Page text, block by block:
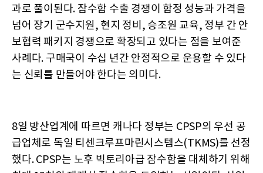
과로 풀이된다. 잠수함 수출 경쟁이 함정 성능과 가격을
넘어 장기 군수지원, 현지 정비, 승조원 교육, 정부 간 안
보협력 패키지 경쟁으로 확장되고 있다는 점을 보여준
사례다. 구매국이 수십 년간 안정적으로 운용할 수 있다
는 신뢰를 만들어야 한다는 의미다.
8일 방산업계에 따르면 캐나다 정부는 CPSP의 우선 공
급업체로 독일 티센크루프마린시스템스(TKMS)를 선정
했다. CPSP는 노후 빅토리아급 잠수함을 대체하기 위해